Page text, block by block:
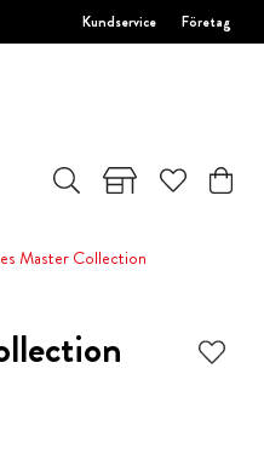
Kundservice Företag
Master Collection